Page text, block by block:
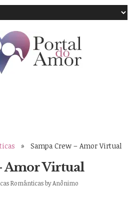
» Sampa Crew – Amor Virtual
Amor Virtual
RomânticasbyAnônimo